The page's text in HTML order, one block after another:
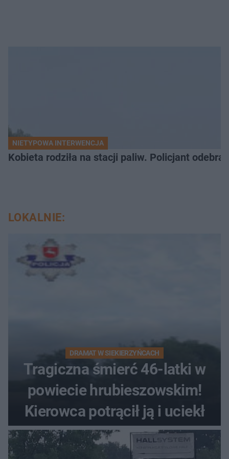
NIETYPOWA INTERWENCJA
Kobieta rodziła na stacji paliw. Policjant
LOKALNIE:
DRAMAT W SIEKIERZYŃCACH
Tragiczna śmierć 46-latki w
powiecie hrubieszowskim!
Kierowca potrącił ją i uciekł